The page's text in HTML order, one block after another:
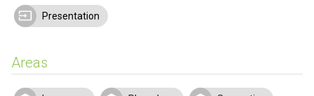
Presentation
Areas